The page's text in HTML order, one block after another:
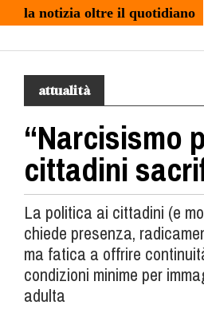
la notizia oltre il quotidiano
attualità
“Narcisismo
cittadini
La politica ai cittadini (e
chiede presenza,
ma fatica a offrire
condizioni minime per
adulta